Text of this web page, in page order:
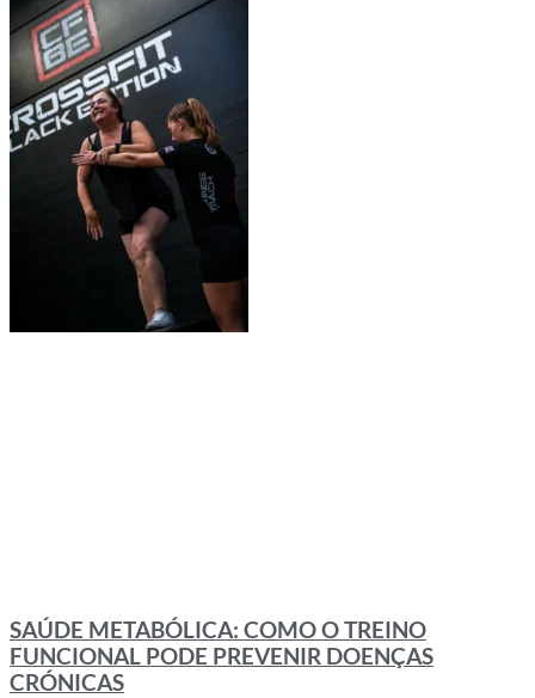
SAÚDE METABÓLICA: COMO O TREINO
FUNCIONAL PODE PREVENIR DOENÇAS
CRÓNICAS